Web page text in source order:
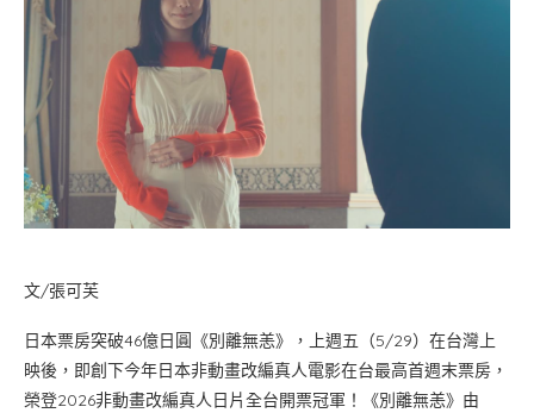
文/張可芙
日本票房突破46億日圓《別離無恙》，上週五（5/29）在台灣上
映後，即創下今年日本非動畫改編真人電影在台最高首週末票房，
榮登2026非動畫改編真人日片全台開票冠軍！《別離無恙》由